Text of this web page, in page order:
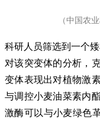
（中国农
科研人员筛选到一个
对该突变体的分析，
变体表现出对植物激
与调控小麦油菜素内
激酶可以与小麦绿色